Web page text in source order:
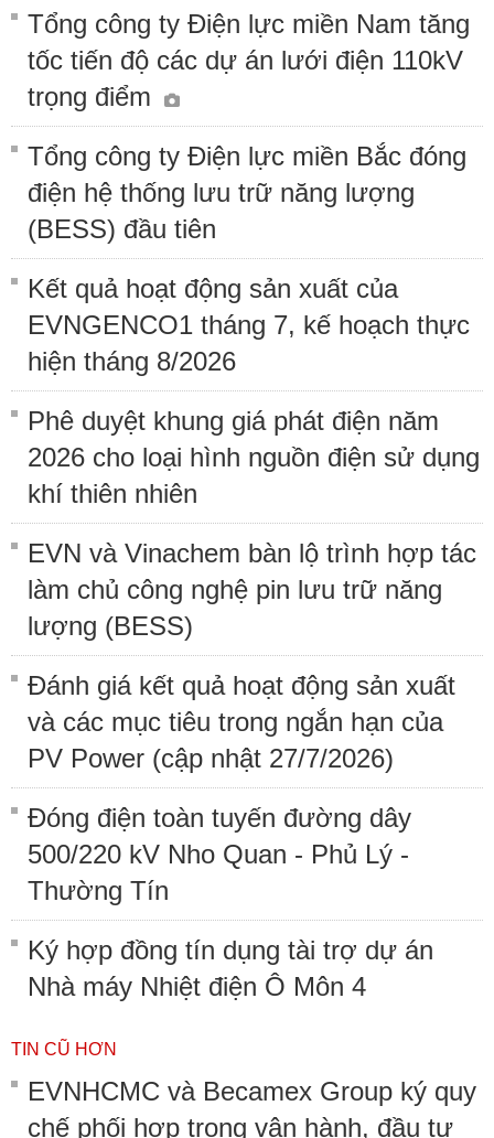
Tổng công ty Điện lực miền Nam tăng
tốc tiến độ các dự án lưới điện 110kV
trọng điểm
Tổng công ty Điện lực miền Bắc đóng
điện hệ thống lưu trữ năng lượng
(BESS) đầu tiên
Kết quả hoạt động sản xuất của
EVNGENCO1 tháng 7, kế hoạch thực
hiện tháng 8/2026
Phê duyệt khung giá phát điện năm
2026 cho loại hình nguồn điện sử dụng
khí thiên nhiên
EVN và Vinachem bàn lộ trình hợp tác
làm chủ công nghệ pin lưu trữ năng
lượng (BESS)
Đánh giá kết quả hoạt động sản xuất
và các mục tiêu trong ngắn hạn của
PV Power (cập nhật 27/7/2026)
Đóng điện toàn tuyến đường dây
500/220 kV Nho Quan - Phủ Lý -
Thường Tín
Ký hợp đồng tín dụng tài trợ dự án
Nhà máy Nhiệt điện Ô Môn 4
TIN CŨ HƠN
EVNHCMC và Becamex Group ký quy
chế phối hợp trong vận hành, đầu tư